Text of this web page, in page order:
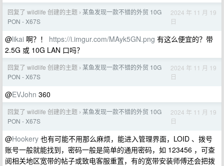
回复了 wildlife 创建的主题 › 某鱼发现一款不错的外贸 10G
PON - X67S
2024 年 11 月 19
日
@likai 啊？！ https://i.imgur.com/MAyk5GN.png 有这么便宜的？带
2.5G 或 10G LAN 口吗？
回复了 wildlife 创建的主题 › 某鱼发现一款不错的外贸 10G
PON - X67S
2024 年 11 月 19
日
@EVJohn 360
回复了 wildlife 创建的主题 › 某鱼发现一款不错的外贸 10G
PON - X67S
2024 年 11 月 19
日
@Hookery 也有可能不用那么麻烦，能进入管理界面，LOID 、拨号
账号一般就能找到，密码一般是简单的通用密码，如 123456 ，可查
阅相关地区宽带的帖子或致电客服重置，有的宽带安装师傅还会把拨